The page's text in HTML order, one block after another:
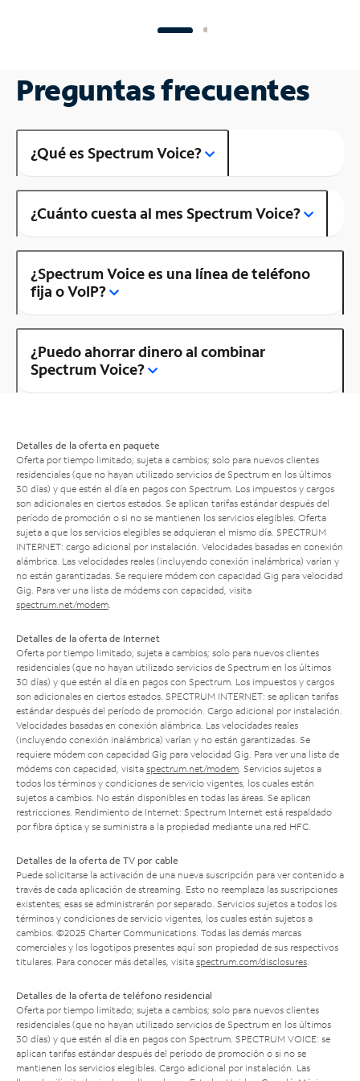
Preguntas frecuentes
¿Qué es Spectrum Voice?
¿Cuánto cuesta al mes Spectrum Voice?
¿Spectrum Voice es una línea de teléfono
fija o VoIP?
¿Puedo ahorrar dinero al combinar
Spectrum Voice?
Detalles de la oferta en paquete
Oferta por tiempo limitado; sujeta a cambios; solo para nuevos clientes
residenciales (que no hayan utilizado servicios de Spectrum en los últimos
30 días) y que estén al día en pagos con Spectrum. Los impuestos y cargos
son adicionales en ciertos estados. Se aplican tarifas estándar después del
período de promoción o si no se mantienen los servicios elegibles. Oferta
sujeta a que los servicios elegibles se adquieran el mismo día. SPECTRUM
INTERNET: cargo adicional por instalación. Velocidades basadas en conexión
alámbrica. Las velocidades reales (incluyendo conexión inalámbrica) varían y
no están garantizadas. Se requiere módem con capacidad Gig para velocidad
Gig. Para ver una lista de módems con capacidad, visita
spectrum.net/modem
Detalles de la oferta de Internet
Oferta por tiempo limitado; sujeta a cambios; solo para nuevos clientes
residenciales (que no hayan utilizado servicios de Spectrum en los últimos
30 días) y que estén al día en pagos con Spectrum. Los impuestos y cargos
son adicionales en ciertos estados. SPECTRUM INTERNET: se aplican tarifas
estándar después del período de promoción. Cargo adicional por instalación.
Velocidades basadas en conexión alámbrica. Las velocidades reales
(incluyendo conexión inalámbrica) varían y no están garantizadas. Se
requiere módem con capacidad Gig para velocidad Gig. Para ver una lista de
módems con capacidad, visita spectrum.net/modem . Servicios sujetos a
todos los términos y condiciones de servicio vigentes, los cuales están
sujetos a cambios. No están disponibles en todas las áreas. Se aplican
restricciones. Rendimiento de Internet: Spectrum Internet está respaldado
por fibra óptica y se suministra a la propiedad mediante una red HFC.
Detalles de la oferta de TV por cable
Puede solicitarse la activación de una nueva suscripción para ver contenido a
través de cada aplicación de streaming. Esto no reemplaza las suscripciones
existentes; esas se administrarán por separado. Servicios sujetos a todos los
términos y condiciones de servicio vigentes, los cuales están sujetos a
cambios. ©2025 Charter Communications. Todas las demás marcas
comerciales y los logotipos presentes aquí son propiedad de sus respectivos
titulares. Para conocer más detalles, visita spectrum.com/disclosures
Detalles de la oferta de teléfono residencial
Oferta por tiempo limitado; sujeta a cambios; solo para nuevos clientes
residenciales (que no hayan utilizado servicios de Spectrum en los últimos
30 días) y que estén al día en pagos con Spectrum. SPECTRUM VOICE: se
aplican tarifas estándar después del período de promoción o si no se
mantienen los servicios elegibles. Cargo adicional por instalación. Las